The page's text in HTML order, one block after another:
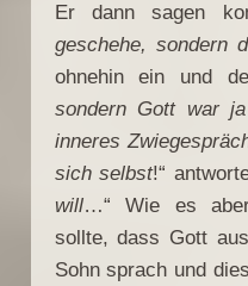
Er dann sagen
geschehe, sondern
ohnehin ein und
sondern Gott war
inneres
sich selbst!“
will…“ Wie es
sollte, dass Gott
Sohn sprach und